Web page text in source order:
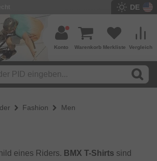
DE
Vergleich
Merkliste
Warenkorb
Konto
Fashion Men
eines Riders. BMX T-Shirts sind